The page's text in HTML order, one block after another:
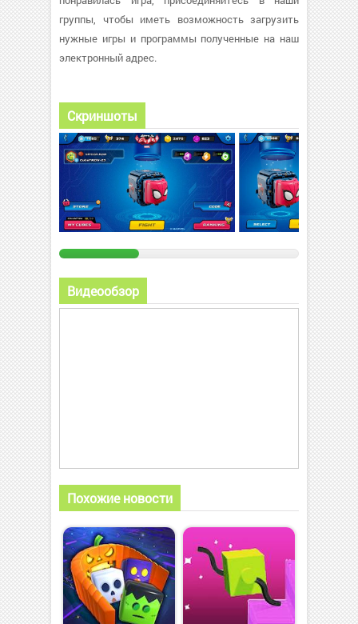
группы, чтобы иметь возможность загрузить
нужные игры и программы полученные на наш
электронный адрес.
Скриншоты
Видеообзор
Похожие новости